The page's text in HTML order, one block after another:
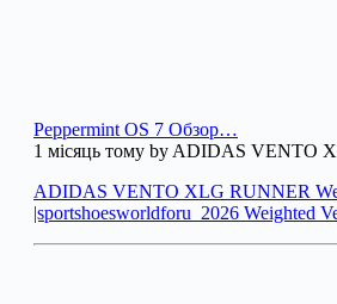
Peppermint OS 7 Обзор…
1 місяць тому by ADIDAS VENTO
ADIDAS VENTO XLG RUNNER
|sportshoesworldforu_2026 Weighted